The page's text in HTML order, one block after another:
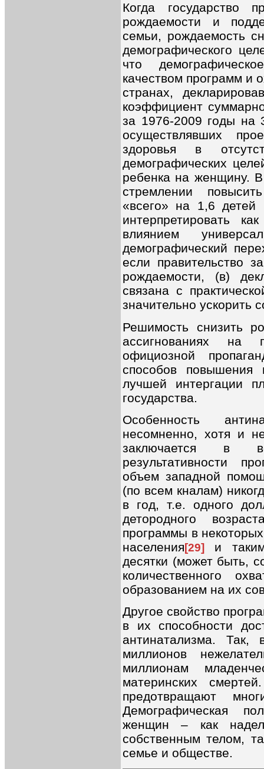
Когда государство
рождаемости и
семьи, рождаемость
демографического
что
качеством программ и
странах,
коэффициент
за 1976-2009 годы на
осуществлявших
здоровья в
демографических
ребенка на женщину.
стремлении
«всего» на 1,6
интерпретировать
влиянием
демографический
если правительство
рождаемости, (в)
связана с
значительно ускорить
Решимость снизить
ассигнованиях на
официозной
способов повышения
лучшей интергации
государства.
Особенность
несомненно, хотя и
заключается в
результативности
объем западной
(по всем кналам)
в год, т.е. одного
детородного
программы в
населения[29]
и
десятки (может быть,
количественного
образованием на их
Другое свойство
в их способности
антинатализма. Так,
миллионов
миллионам
материнских
предотвращают
Демографическая
женщин – как
собственным телом,
семье и обществе.